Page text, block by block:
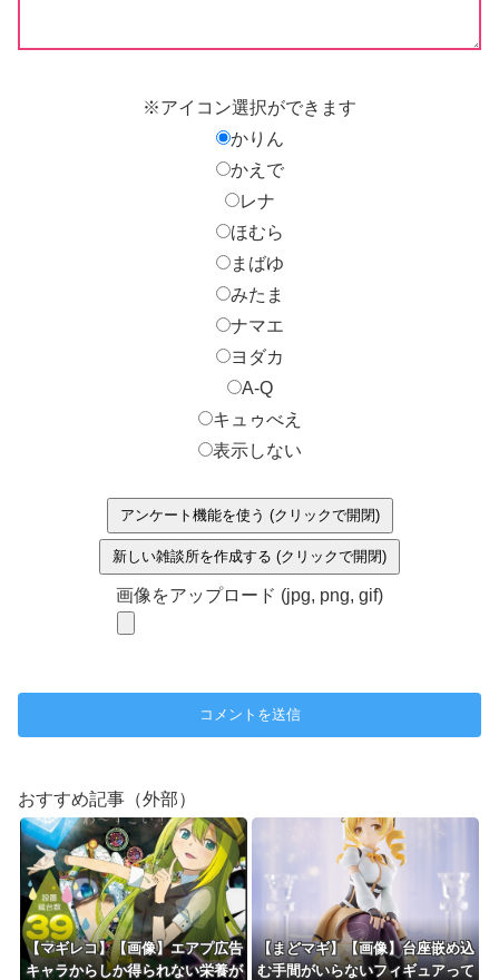
※アイコン選択ができます
かりん
かえで
レナ
ほむら
まばゆ
みたま
ナマエ
ヨダカ
A-Q
キュゥべえ
表示しない
アンケート機能を使う (クリックで開閉)
新しい雑談所を作成する (クリックで開閉)
画像をアップロード (jpg, png, gif)
おすすめ記事（外部）
【マギレコ】【画像】エアプ広告
キャラからしか得られない栄養が
【まどマギ】【画像】台座嵌め込
む手間がいらないフィギュアって